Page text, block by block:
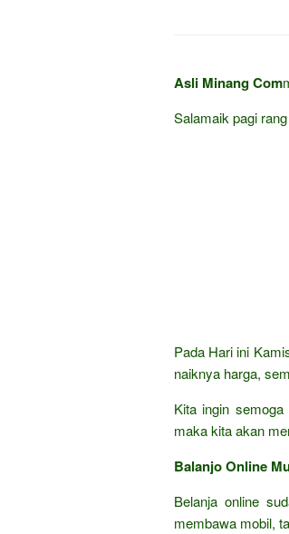
Asli Minang Com
Salamaik pagi
Pada Hari ini
naiknya harga,
Kita ingin
maka kita akan
Balanjo Online
Belanja online
membawa mobil,